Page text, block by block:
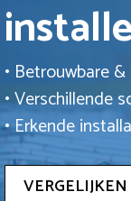
• Betrouwbare
• Verschillende
• Erkende